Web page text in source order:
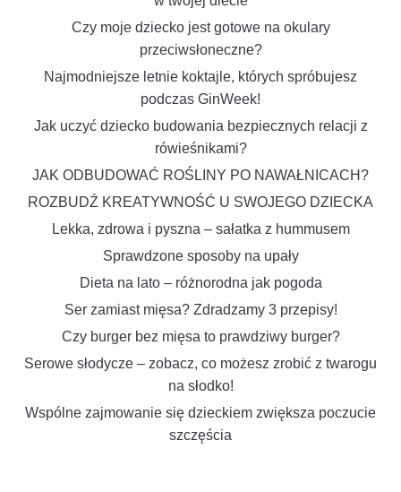
Czy moje dziecko jest gotowe na okulary
przeciwsłoneczne?
Najmodniejsze letnie koktajle, których spróbujesz
podczas GinWeek!
Jak uczyć dziecko budowania bezpiecznych relacji z
rówieśnikami?
JAK ODBUDOWAĆ ROŚLINY PO NAWAŁNICACH?
ROZBUDŹ KREATYWNOŚĆ U SWOJEGO DZIECKA
Lekka, zdrowa i pyszna – sałatka z hummusem
Sprawdzone sposoby na upały
Dieta na lato – różnorodna jak pogoda
Ser zamiast mięsa? Zdradzamy 3 przepisy!
Czy burger bez mięsa to prawdziwy burger?
Serowe słodycze – zobacz, co możesz zrobić z twarogu
na słodko!
Wspólne zajmowanie się dzieckiem zwiększa poczucie
szczęścia